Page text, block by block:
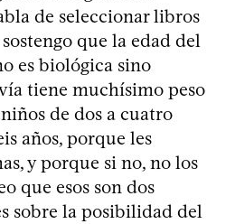
de seleccionar libros
que la edad del
es biológica sino
tiene muchísimo peso
de dos a cuatro
años, porque les
y porque si no, no los
que esos son dos
sobre la posibilidad del